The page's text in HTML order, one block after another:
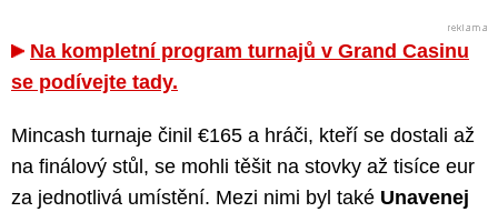
Na kompletní program turnajů v Grand Casinu
se podívejte tady.
Mincash turnaje činil €165 a hráči, kteří se dostali až
na finálový stůl, se mohli těšit na stovky až tisíce eur
za jednotlivá umístění. Mezi nimi byl také Unavenej